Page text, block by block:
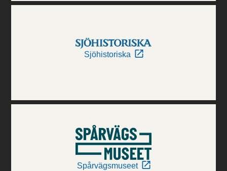
Sjöhistoriska
Spårvägsmuseet